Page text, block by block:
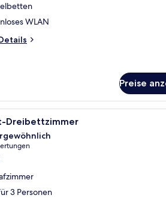
WLAN
Preise
Nachttischen, einem Schreibtisch und
Ein ordentlich
Dreibettzimmer
3 Personen